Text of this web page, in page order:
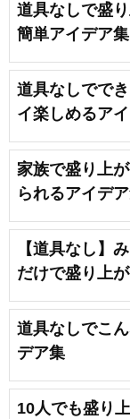
道具なしで盛
簡単アイデア集
道具なしでで
イ楽しめるア
家族で盛り上
られるアイデ
【道具なし】
だけで盛り上
道具なしでこ
デア集
10人でも盛り